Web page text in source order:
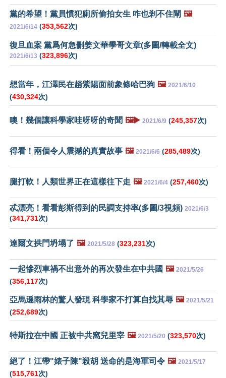
黨的希望！黨員慣犯廁所偷拍女生 咋也剎不住閘 🖼️
2021/6/14 (353,562次)
復旦血案 黨爲何急刪姜文華學哥文章(多圖/轉載全文)
2021/6/13 (323,896次)
想當年，江澤民在趙紫陽面前象條哈巴狗 🖼️ 2021/6/10
(430,324次)
噢！幾個讓科學家哇呀呀的奇聞 🖼️▶️ 2021/6/9 (245,357次)
得看！兩個令人震撼的真實故事 🖼️ 2021/6/6 (285,489次)
腿打軟！人類世界正在這樣往下走 🖼️ 2021/6/4 (257,460次)
忒漂亮！看看彭斯得到的民調支持率(多圖/3視頻) 2021/6/3
(341,731次)
達爾文拱門坍塌了 🖼️ 2021/5/28 (323,231次)
一起慘烈車禍不出意外的再次發生在中共國 🖼️ 2021/5/26
(356,117次)
亞馬遜雨林的驚人發現 科學家不打算自找其辱 🖼️ 2021/5/21
(252,689次)
特斯拉在中國 正被中共窩兒里宰 🖼️ 2021/5/20 (323,570次)
絕了！江帶"婊子陳"殺胡 送命的是海軍司令 🖼️ 2021/5/17
(515,761次)